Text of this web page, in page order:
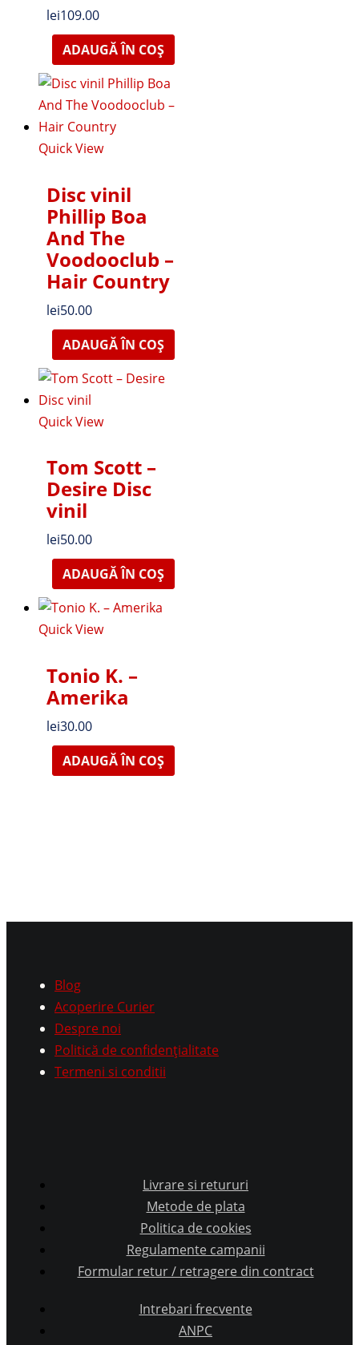
lei109.00
ADAUGĂ ÎN COȘ
Quick View
Disc vinil
Phillip Boa
And The
Voodooclub –
Hair Country
lei50.00
ADAUGĂ ÎN COȘ
Quick View
Tom Scott –
Desire Disc
vinil
lei50.00
ADAUGĂ ÎN COȘ
Quick View
Tonio K. –
Amerika
lei30.00
ADAUGĂ ÎN COȘ
Blog
Acoperire Curier
Despre noi
Politică de confidențialitate
Termeni si conditii
Livrare si retururi
Metode de plata
Politica de cookies
Regulamente campanii
Formular retur / retragere din contract
Intrebari frecvente
ANPC